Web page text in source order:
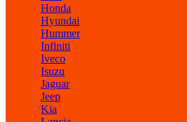
Honda
Hyundai
Hummer
Infiniti
Iveco
Isuzu
Jaguar
Jeep
Kia